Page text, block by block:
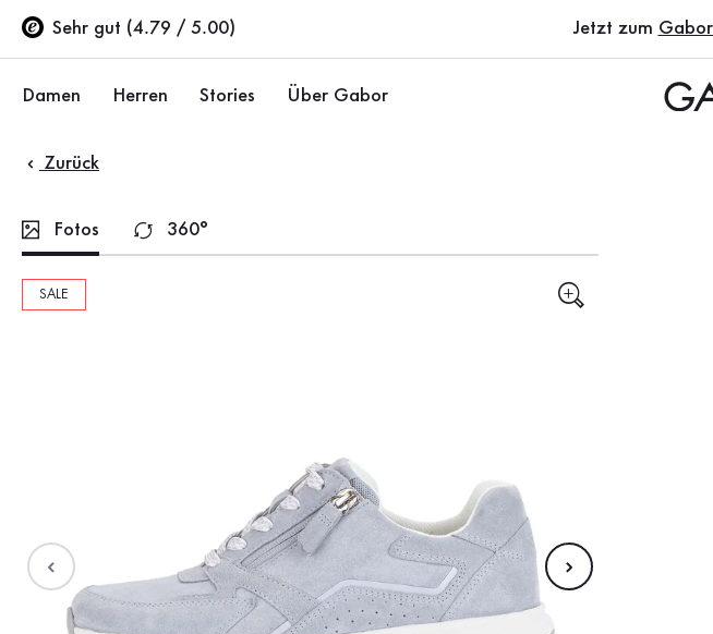
Zum Hauptinhalt
Zum Inhaltsverzeichnis
Zur Hauptnavigation
Sehr gut (4.79 / 5.00)
Jetzt zum
Damen
Schuhe
Ballerinas
Sale %
Accessoires
Herren
Sneaker
Stories Über Gabor
Zurück
Fotos 360°
SALE